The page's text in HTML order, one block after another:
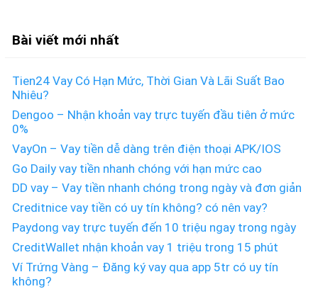
Bài viết mới nhất
Tien24 Vay Có Hạn Mức, Thời Gian Và Lãi Suất Bao
Nhiêu?
Dengoo – Nhận khoản vay trực tuyến đầu tiên ở mức
0%
VayOn – Vay tiền dễ dàng trên điện thoại APK/IOS
Go Daily vay tiền nhanh chóng với hạn mức cao
DD vay – Vay tiền nhanh chóng trong ngày và đơn giản
Creditnice vay tiền có uy tín không? có nên vay?
Paydong vay trực tuyến đến 10 triệu ngay trong ngày
CreditWallet nhận khoản vay 1 triệu trong 15 phút
Ví Trứng Vàng – Đăng ký vay qua app 5tr có uy tín
không?